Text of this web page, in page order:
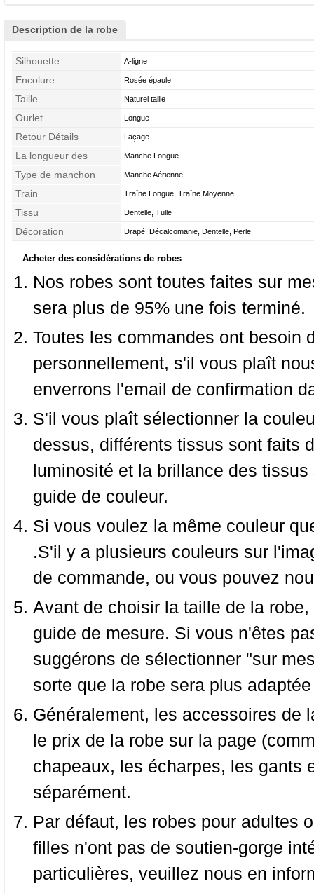
Description de la robe
Silhouette A-ligne
Encolure Rosée épaule
Taille Naturel taille
Ourlet Longue
Retour Détails Laçage
La longueur des
manches
Manche Longue
Type de manchon Manche Aérienne
Train Traîne Longue, Traîne Moyenne
Tissu Dentelle, Tulle
Décoration Drapé, Décalcomanie, Dentelle, Perle
Acheter des considérations de robes
Nos robes sont toutes faites sur
sera plus de 95% une fois terminé.
Toutes les commandes ont besoin
personnellement, s'il vous plaît
enverrons l'email de confirmation
S'il vous plaît sélectionner la
dessus, différents tissus sont faits
luminosité et la brillance des
guide de couleur.
Si vous voulez la même couleur
.S'il y a plusieurs couleurs sur
de commande, ou vous pouvez
Avant de choisir la taille de la
guide de mesure. Si vous n'êtes
suggérons de sélectionner "sur
sorte que la robe sera plus
Généralement, les accessoires de
le prix de la robe sur la page
chapeaux, les écharpes, les gants
séparément.
Par défaut, les robes pour adultes
filles n'ont pas de soutien-gorge
particulières, veuillez nous en